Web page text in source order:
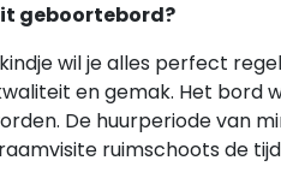
geboortebord?
wil je alles perfect
en gemak. Het bord
De huurperiode van
ruimschoots de